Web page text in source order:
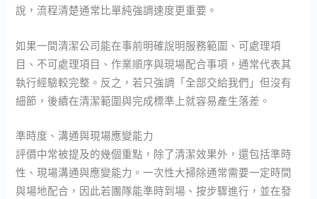
說，流程清楚通常比單純強調速度更重要。
如果一間清潔公司能在事前明確說明服務範圍、可處理項
目、不可處理項目、作業順序與現場配合事項，通常代表其
執行經驗較完整。反之，若只強調「全部交給我們」但沒有
細節，後續在清潔範圍與完成標準上就容易產生落差。
準時度、溝通與現場應變能力
評價中常被提及的幾個重點，除了清潔效果外，還包括準時
性、現場溝通與應變能力。一次性大掃除通常需要一定時間
與場地配合，因此若團隊能準時到場、按步驟進行，並在發